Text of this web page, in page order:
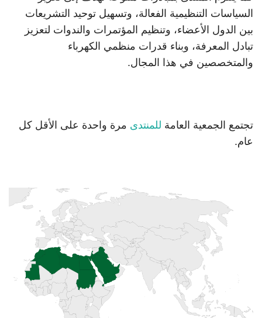
السياسات التنظيمية الفعالة، وتسهيل توحيد التشريعات
بين الدول الأعضاء، وتنظيم المؤتمرات والندوات لتعزيز
تبادل المعرفة، وبناء قدرات منظمي الكهرباء
والمتخصصين في هذا المجال.
تجتمع الجمعية العامة للمنتدى مرة واحدة على الأقل كل
عام.